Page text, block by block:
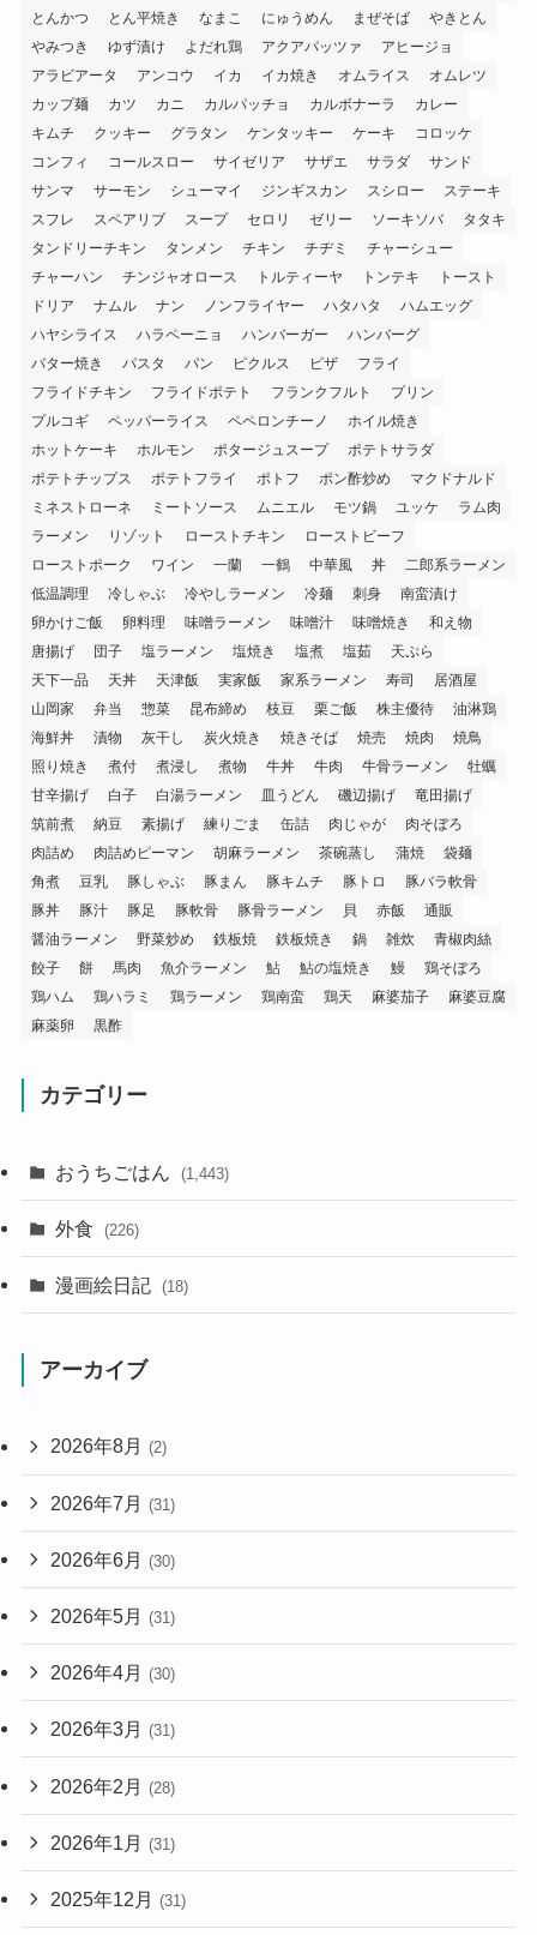
とんかつ とん平焼き なまこ にゅうめん まぜそば
やきとん
やみつき
ゆず漬け よだれ鶏 アクアパッツァ
アヒージョ
アラビアータ
アンコウ イカ イカ焼き オムライス
オムレツ
カップ麺
カツ カニ カルパッチョ カルボナーラ
カレー
キムチ
クッキー グラタン ケンタッキー ケーキ
コロッケ
コンフィ
コールスロー サイゼリア サザエ サラダ
サンド
サンマ
サーモン シューマイ ジンギスカン スシロー
ステーキ
スフレ
スペアリブ スープ セロリ ゼリー ソーキソバ
タタキ
タンドリーチキン
タンメン チキン チヂミ
チャーシュー
チャーハン
チンジャオロース トルティーヤ トンテキ
トースト
ドリア
ナムル ナン ノンフライヤー ハタハタ
ハムエッグ
ハヤシライス
ハラペーニョ ハンバーガー
ハンバーグ
バター焼き
パスタ パン ピクルス ピザ
フライ
フライドチキン
フライドポテト フランクフルト
プリン
プルコギ
ペッパーライス ペペロンチーノ
ホイル焼き
ホットケーキ
ホルモン ポタージュスープ
ポテトサラダ
ポテトチップス
ポテトフライ ポトフ ポン酢炒め
マクドナルド
ミネストローネ
ミートソース ムニエル モツ鍋 ユッケ
ラム肉
ラーメン
リゾット ローストチキン
ローストビーフ
ローストポーク
ワイン 一蘭 一鶴 中華風 丼
二郎系ラーメン
低温調理
冷しゃぶ 冷やしラーメン 冷麺 刺身
南蛮漬け
卵かけご飯
卵料理 味噌ラーメン 味噌汁 味噌焼き
和え物
唐揚げ
団子 塩ラーメン 塩焼き 塩煮 塩茹
天ぷら
天下一品
天丼 天津飯 実家飯 家系ラーメン 寿司
居酒屋
山岡家
弁当 惣菜 昆布締め 枝豆 栗ご飯 株主優待
油淋鶏
海鮮丼
漬物 灰干し 炭火焼き 焼きそば 焼売 焼肉
焼鳥
照り焼き
煮付 煮浸し 煮物 牛丼 牛肉 牛骨ラーメン
牡蠣
甘辛揚げ
白子 白湯ラーメン 皿うどん 磯辺揚げ
竜田揚げ
筑前煮
納豆 素揚げ 練りごま 缶詰 肉じゃが
肉そぼろ
肉詰め
肉詰めピーマン 胡麻ラーメン 茶碗蒸し 蒲焼
袋麺
角煮
豆乳 豚しゃぶ 豚まん 豚キムチ 豚トロ
豚バラ軟骨
豚丼
豚汁 豚足 豚軟骨 豚骨ラーメン 貝 赤飯
通販
醤油ラーメン
野菜炒め 鉄板焼 鉄板焼き 鍋 雑炊
青椒肉絲
餃子
餅 馬肉 魚介ラーメン 鮎 鮎の塩焼き 鰻
鶏そぼろ
鶏ハム
鶏ハラミ 鶏ラーメン 鶏南蛮 鶏天 麻婆茄子
麻婆豆腐
麻薬卵
黒酢
カテゴリー
おうちごはん (1,443)
外食 (226)
漫画絵日記 (18)
アーカイブ
2026年8月 (2)
2026年7月 (31)
2026年6月 (30)
2026年5月 (31)
2026年4月 (30)
2026年3月 (31)
2026年2月 (28)
2026年1月 (31)
2025年12月 (31)